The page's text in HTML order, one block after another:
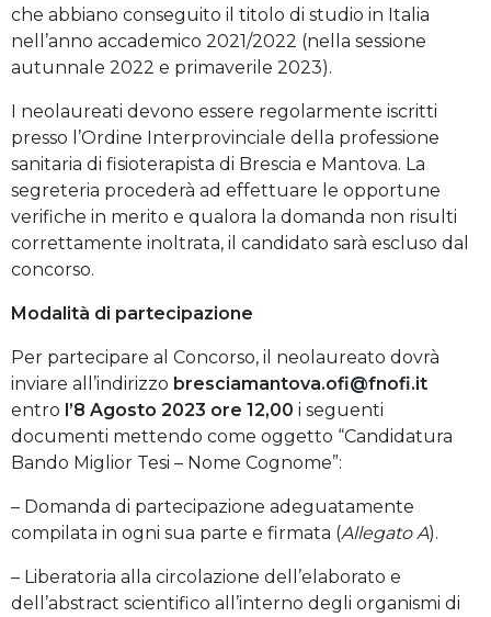
che abbiano conseguito il titolo di studio in Italia
nell’anno accademico 2021/2022 (nella sessione
autunnale 2022 e primaverile 2023).
I neolaureati devono essere regolarmente iscritti
presso l’Ordine Interprovinciale della professione
sanitaria di fisioterapista di Brescia e Mantova. La
segreteria procederà ad effettuare le opportune
verifiche in merito e qualora la domanda non risulti
correttamente inoltrata, il candidato sarà escluso dal
concorso.
Modalità di partecipazione
Per partecipare al Concorso, il neolaureato dovrà
inviare all’indirizzo bresciamantova.ofi@fnofi.it
entro l’8 Agosto 2023 ore 12,00 i seguenti
documenti mettendo come oggetto “Candidatura
Bando Miglior Tesi – Nome Cognome”:
– Domanda di partecipazione adeguatamente
compilata in ogni sua parte e firmata (Allegato A).
– Liberatoria alla circolazione dell’elaborato e
dell’abstract scientifico all’interno degli organismi di